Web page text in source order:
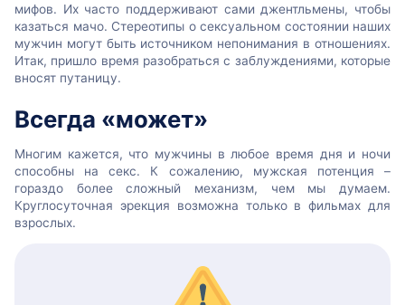
мифов. Их часто поддерживают сами джентльмены, чтобы
казаться мачо. Стереотипы о сексуальном состоянии наших
мужчин могут быть источником непонимания в отношениях.
Итак, пришло время разобраться с заблуждениями, которые
вносят путаницу.
Всегда «может»
Многим кажется, что мужчины в любое время дня и ночи
способны на секс. К сожалению, мужская потенция –
гораздо более сложный механизм, чем мы думаем.
Круглосуточная эрекция возможна только в фильмах для
взрослых.